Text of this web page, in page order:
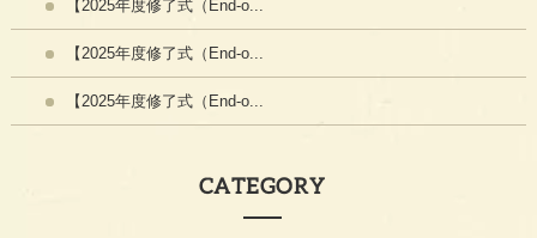
【2025年度修了式（End-o...
【2025年度修了式（End-o...
【2025年度修了式（End-o...
CATEGORY